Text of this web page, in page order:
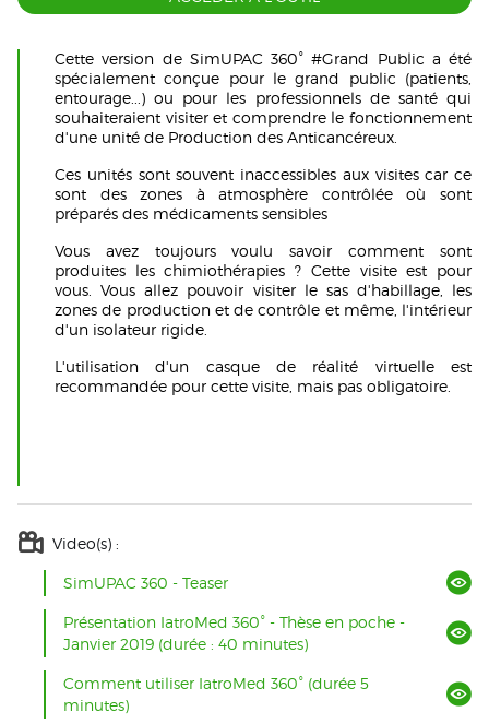
Cette version de SimUPAC 360° #Grand Public a été
spécialement conçue pour le grand public (patients,
entourage...) ou pour les professionnels de santé qui
souhaiteraient visiter et comprendre le fonctionnement
d'une unité de Production des Anticancéreux.
Ces unités sont souvent inaccessibles aux visites car ce
sont des zones à atmosphère contrôlée où sont
préparés des médicaments sensibles
Vous avez toujours voulu savoir comment sont
produites les chimiothérapies ? Cette visite est pour
vous. Vous allez pouvoir visiter le sas d'habillage, les
zones de production et de contrôle et même, l'intérieur
d'un isolateur rigide.
L'utilisation d'un casque de réalité virtuelle est
recommandée pour cette visite, mais pas obligatoire.
Video(s) :
SimUPAC 360 - Teaser
Présentation IatroMed 360° - Thèse en poche -
Janvier 2019 (durée : 40 minutes)
Comment utiliser IatroMed 360° (durée 5
minutes)